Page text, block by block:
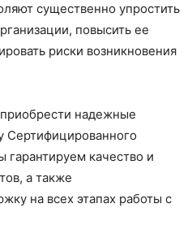
существенно упростить
повысить ее
риски возникновения
надежные
Сертифицированного
гарантируем качество и
а также
на всех этапах работы с